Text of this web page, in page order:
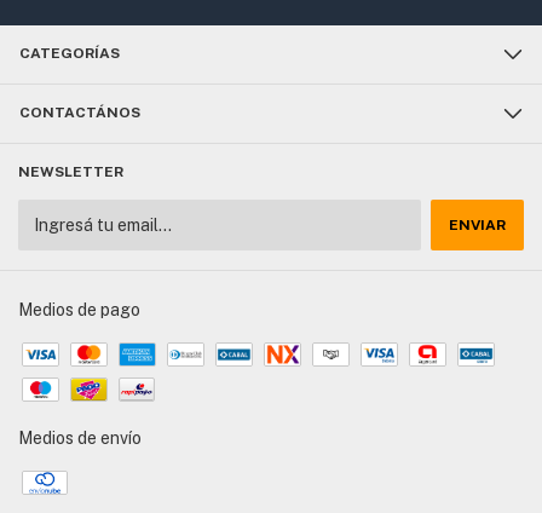
CATEGORÍAS
CONTACTÁNOS
NEWSLETTER
Medios de pago
Medios de envío